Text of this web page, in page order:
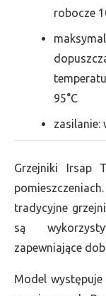
robocze
95°C
zasilanie:
Grzejniki Irsap
tradycyjne
są
zapewniające
Model